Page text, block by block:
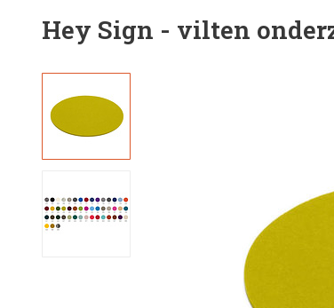
Hey Sign - vilten